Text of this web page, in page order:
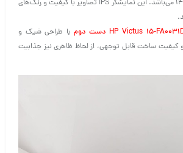
و نرخ تازه‌سازی ۱۴۴Hz می‌باشد. این نمایشگر IPS تصاویر با کیفیت و رنگ‌های
با طراحی شیک و
کیفیت ساخت قابل توجهی، از لحاظ ظاهری نیز جذابیت